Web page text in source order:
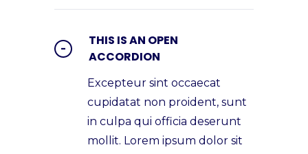
THIS IS AN OPEN
ACCORDION
Excepteur sint occaecat
cupidatat non proident, sunt
in culpa qui officia deserunt
mollit. Lorem ipsum dolor sit